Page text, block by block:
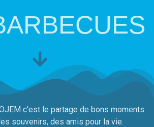
c’est le partage de bons moments
souvenirs, des amis pour la vie.